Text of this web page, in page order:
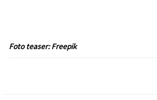
Foto teaser: Freepik